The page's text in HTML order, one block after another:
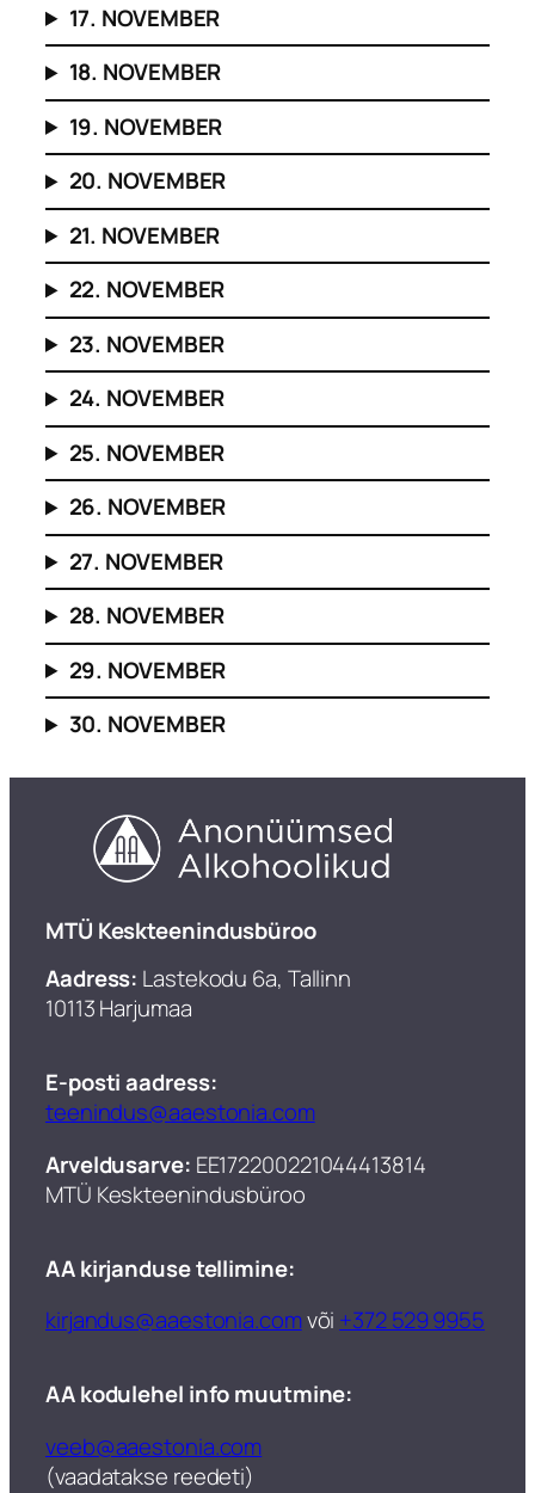
17. NOVEMBER
18. NOVEMBER
19. NOVEMBER
20. NOVEMBER
21. NOVEMBER
22. NOVEMBER
23. NOVEMBER
24. NOVEMBER
25. NOVEMBER
26. NOVEMBER
27. NOVEMBER
28. NOVEMBER
29. NOVEMBER
30. NOVEMBER
​MTÜ Keskteenindusbüroo
Aadress: Lastekodu 6a, Tallinn
10113 Harjumaa
E-posti aadress:
teenindus@aaestonia.com
Arveldusarve: EE172200221044413814
MTÜ Keskteenindusbüroo​
AA kirjanduse tellimine:
kirjandus@aaestonia.comvõi +372 529 9955
AA kodulehel info muutmine:
veeb@aaestonia.com
(vaadatakse reedeti)